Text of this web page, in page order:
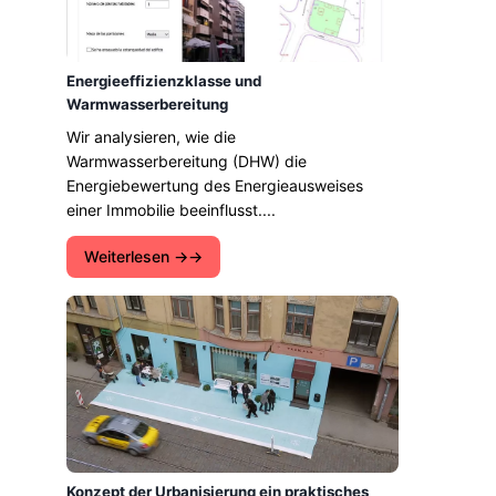
Energieeffizienzklasse und
Warmwasserbereitung
Wir analysieren, wie die
Warmwasserbereitung (DHW) die
Energiebewertung des Energieausweises
einer Immobilie beeinflusst....
Weiterlesen →
Konzept der Urbanisierung ein praktisches